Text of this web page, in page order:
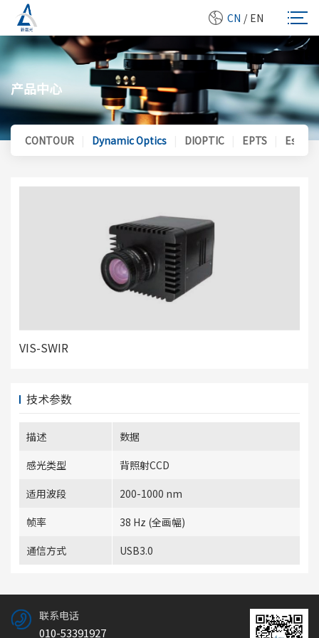
CN / EN
产品中心
CONTOUR Dynamic Optics DIOPTIC EPTS
VIS-SWIR
技术参数
描述
数据
感光类型
背照射CCD
适用波段
200-1000 nm
帧率
38 Hz (全画幅)
通信方式
USB3.0
联系电话
010-53391927